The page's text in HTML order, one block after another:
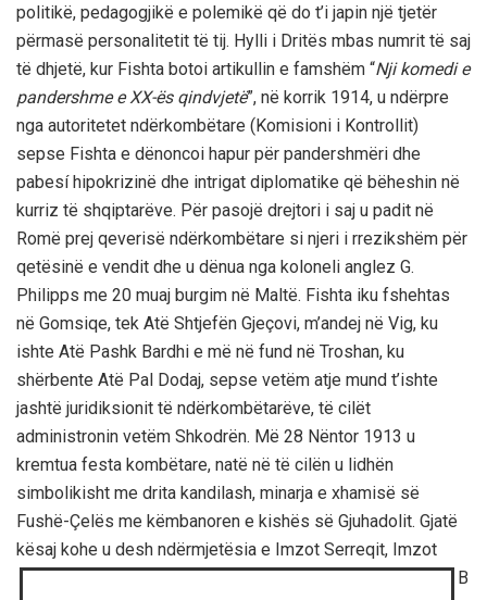
politikë, pedagogjikë e polemikë që do t’i japin një tjetër
përmasë personalitetit të tij. Hylli i Dritës mbas numrit të saj
të dhjetë, kur Fishta botoi artikullin e famshëm “Nji komedi e
pandershme e XX-ës qindvjetë”, në korrik 1914, u ndërpre
nga autoritetet ndërkombëtare (Komisioni i Kontrollit)
sepse Fishta e dënoncoi hapur për pandershmëri dhe
pabesí hipokrizinë dhe intrigat diplomatike që bëheshin në
kurriz të shqiptarëve. Për pasojë drejtori i saj u padit në
Romë prej qeverisë ndërkombëtare si njeri i rrezikshëm për
qetësinë e vendit dhe u dënua nga koloneli anglez G.
Philipps me 20 muaj burgim në Maltë. Fishta iku fshehtas
në Gomsiqe, tek Atë Shtjefën Gjeçovi, m’andej në Vig, ku
ishte Atë Pashk Bardhi e më në fund në Troshan, ku
shërbente Atë Pal Dodaj, sepse vetëm atje mund t’ishte
jashtë juridiksionit të ndërkombëtarëve, të cilët
administronin vetëm Shkodrën. Më 28 Nëntor 1913 u
kremtua festa kombëtare, natë në të cilën u lidhën
simbolikisht me drita kandilash, minarja e xhamisë së
Fushë-Çelës me këmbanoren e kishës së Gjuhadolit. Gjatë
kësaj kohe u desh ndërmjetësia e Imzot Serreqit, Imzot
B